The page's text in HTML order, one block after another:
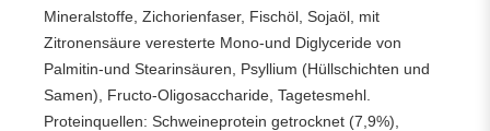
Mineralstoffe, Zichorienfaser, Fischöl, Sojaöl, mit
Zitronensäure veresterte Mono-und Diglyceride von
Palmitin-und Stearinsäuren, Psyllium (Hüllschichten und
Samen), Fructo-Oligosaccharide, Tagetesmehl.
Proteinquellen: Schweineprotein getrocknet (7,9%),